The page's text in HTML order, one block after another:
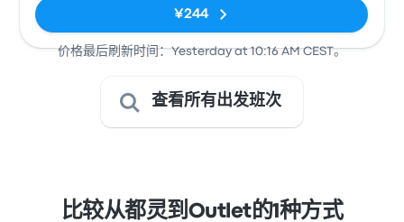
¥244
价格最后刷新时间：Yesterday at 10:16 AM CEST。
查看所有出发班次
比较从都灵到Outlet的1种方式